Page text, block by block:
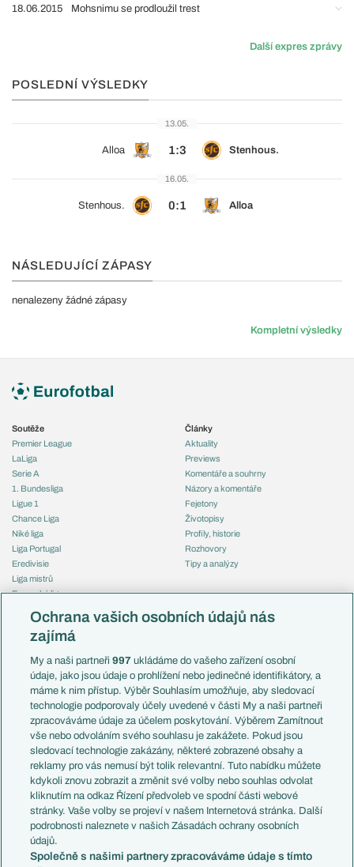
18.06.2015 Mohsnimu se prodloužil trest
Další expres zprávy
POSLEDNÍ VÝSLEDKY
13.05.
Alloa 1:3 Stenhous.
16.05.
Stenhous. 0:1 Alloa
NÁSLEDUJÍCÍ ZÁPASY
nenalezeny žádné zápasy
Kompletní výsledky
Soutěže
Premier League
LaLiga
Serie A
1. Bundesliga
Ligue 1
Chance Liga
Niké liga
Liga Portugal
Eredivisie
Liga mistrů
Evropská liga
Mistrovství světa
Liga národů
Témata
Představení týmů MS
EuroSkauting
PL v kostce
Evropské koeficienty
Přestupy
Přestupové spekulace
Zranění
Kluby
Arsenal FC
Chelsea FC
Manchester United
Články
Aktuality
Previews
Komentáře a souhrny
Názory a komentáře
Fejetony
Životopisy
Profily, historie
Rozhovory
Tipy a analýzy
Česko
Francie
Itálie
Německo
Španělsko
Argentina
Brazílie
Přestupy
Zápasy
Livescore
Tipovací soutěž
Ochrana vašich osobních údajů nás
zajímá
My a naši partneři997 ukládáme do vašeho zařízení osobní
údaje, jako jsou údaje o prohlížení nebo jedinečné identifikátory, a
máme k nim přístup. Výběr Souhlasím umožňuje, aby sledovací
technologie podporovaly účely uvedené v části My a naši partneři
zpracováváme údaje za účelem poskytování. Výběrem Zamítnout
vše nebo odvoláním svého souhlasu je zakážete. Pokud jsou
sledovací technologie zakázány, některé zobrazené obsahy a
reklamy pro vás nemusí být tolik relevantní. Tuto nabídku můžete
kdykoli znovu zobrazit a změnit své volby nebo souhlas odvolat
kliknutím na odkaz Řízení předvoleb ve spodní části webové
stránky. Vaše volby se projeví v našem Internetová stránka. Další
podrobnosti naleznete v našich Zásadách ochrany osobních
údajů.
Společně s našimi partnery zpracováváme údaje s tímto